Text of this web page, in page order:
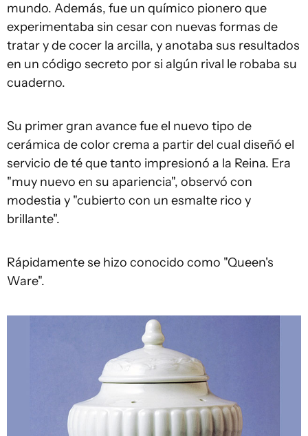
mundo. Además, fue un químico pionero que
experimentaba sin cesar con nuevas formas de
tratar y de cocer la arcilla, y anotaba sus resultados
en un código secreto por si algún rival le robaba su
cuaderno.
Su primer gran avance fue el nuevo tipo de
cerámica de color crema a partir del cual diseñó el
servicio de té que tanto impresionó a la Reina. Era
"muy nuevo en su apariencia", observó con
modestia y "cubierto con un esmalte rico y
brillante".
Rápidamente se hizo conocido como "Queen's
Ware".